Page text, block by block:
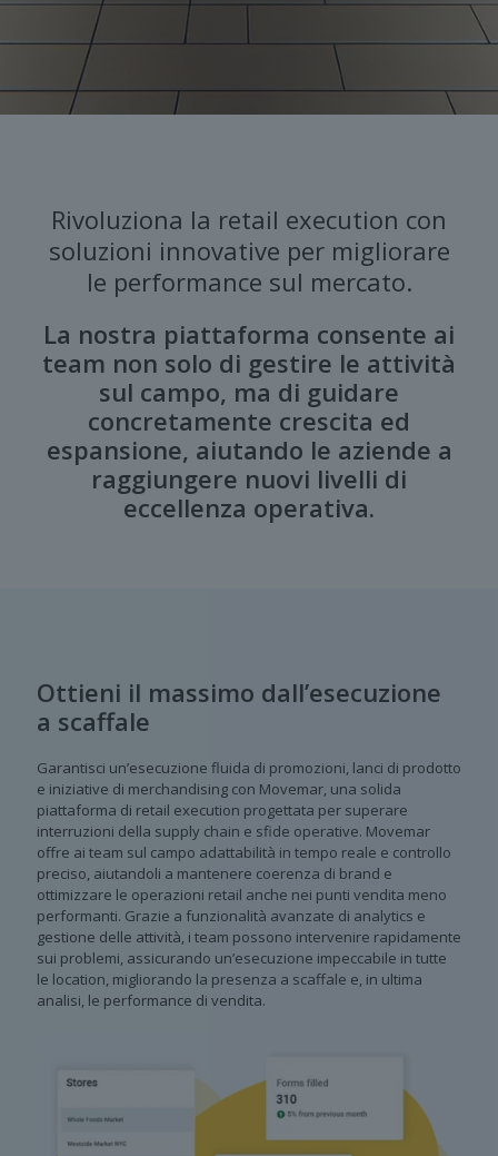
Rivoluziona la retail execution con
soluzioni innovative per migliorare
le performance sul mercato.
La nostra piattaforma consente ai
team non solo di gestire le attività
sul campo, ma di guidare
concretamente crescita ed
espansione, aiutando le aziende a
raggiungere nuovi livelli di
eccellenza operativa.
Ottieni il massimo dall’esecuzione
a scaffale
Garantisci un’esecuzione fluida di promozioni, lanci di prodotto
e iniziative di merchandising con Movemar, una solida
piattaforma di retail execution progettata per superare
interruzioni della supply chain e sfide operative. Movemar
offre ai team sul campo adattabilità in tempo reale e controllo
preciso, aiutandoli a mantenere coerenza di brand e
ottimizzare le operazioni retail anche nei punti vendita meno
performanti. Grazie a funzionalità avanzate di analytics e
gestione delle attività, i team possono intervenire rapidamente
sui problemi, assicurando un’esecuzione impeccabile in tutte
le location, migliorando la presenza a scaffale e, in ultima
analisi, le performance di vendita.